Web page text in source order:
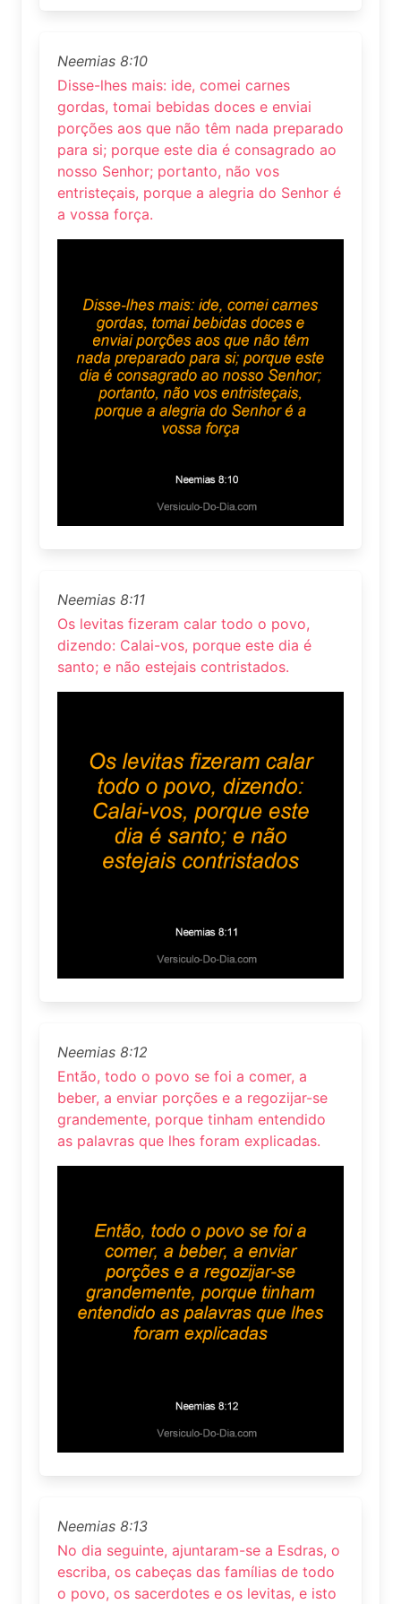
Neemias 8:10
Disse-lhes mais: ide, comei carnes
gordas, tomai bebidas doces e enviai
porções aos que não têm nada preparado
para si; porque este dia é consagrado ao
nosso Senhor; portanto, não vos
entristeçais, porque a alegria do Senhor é
a vossa força.
Neemias 8:11
Os levitas fizeram calar todo o povo,
dizendo: Calai-vos, porque este dia é
santo; e não estejais contristados.
Neemias 8:12
Então, todo o povo se foi a comer, a
beber, a enviar porções e a regozijar-se
grandemente, porque tinham entendido
as palavras que lhes foram explicadas.
Neemias 8:13
No dia seguinte, ajuntaram-se a Esdras, o
escriba, os cabeças das famílias de todo
o povo, os sacerdotes e os levitas, e isto